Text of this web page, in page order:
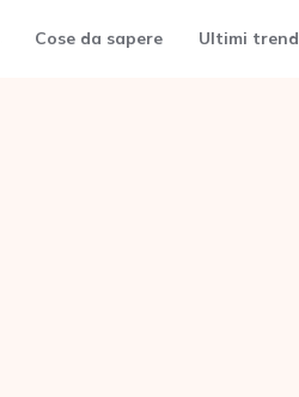
Cose da sapere Ultimi trend